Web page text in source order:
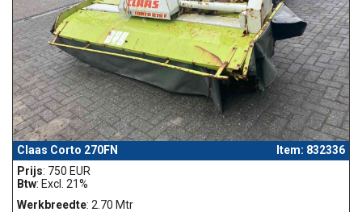
Claas Corto 270FN
Item: 832336
Prijs: 750 EUR
Btw: Excl. 21%
Werkbreedte: 2.70 Mtr